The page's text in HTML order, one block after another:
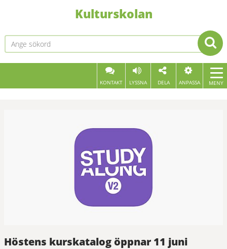
Kulturskolan
MENY
ANPASSA
DELA
LYSSNA
KONTAKT
Höstens kurskatalog öppnar 11 juni